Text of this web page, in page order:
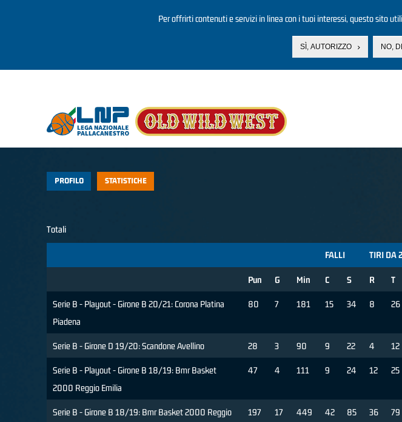
Per offrirti contenuti e servizi in linea con i tuoi interessi, questo sito
SÌ, AUTORIZZO NO,
PROFILO STATISTICHE
Totali
FALLI TIRI DA 2
Pun G Min C S R T
Serie B - Playout - Girone B 20/21: Corona Platina
Piadena
80 7 181 15 34 8 26
Serie B - Girone D 19/20: Scandone Avellino 28 3 90 9 22 4 12
Serie B - Playout - Girone B 18/19: Bmr Basket
2000 Reggio Emilia
47 4 111 9 24 12 25
Serie B - Girone B 18/19: Bmr Basket 2000 Reggio
197 17 449 42 85 36 79